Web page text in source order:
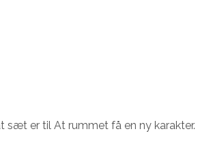
er til At rummet få en ny karakter.